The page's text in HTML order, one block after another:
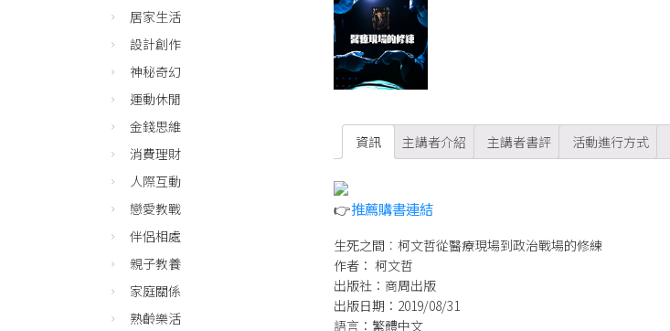
資訊 主講者介紹 主講者書評 活動進行方式
👉推薦購書連結
生死之間︰柯文哲從醫療現場到政治戰場的修練
作者： 柯文哲
出版社：商周出版
出版日期：2019/08/31
語言：繁體中文
居家生活
設計創作
神秘奇幻
運動休閒
金錢思維
消費理財
人際互動
戀愛教戰
伴侶相處
親子教養
家庭關係
熟齡樂活